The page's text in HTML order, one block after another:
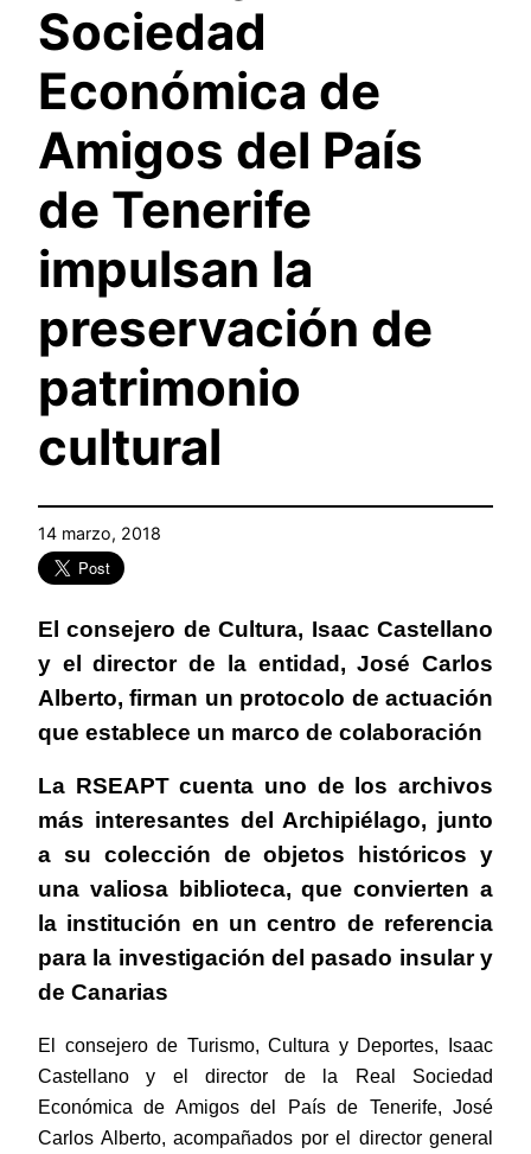
Sociedad
Económica de
Amigos del País
de Tenerife
impulsan la
preservación de
patrimonio
cultural
14 marzo, 2018
El consejero de Cultura, Isaac Castellano
y el director de la entidad, José Carlos
Alberto, firman un protocolo de actuación
que establece un marco de colaboración
La RSEAPT cuenta uno de los archivos
más interesantes del Archipiélago, junto
a su colección de objetos históricos y
una valiosa biblioteca, que convierten a
la institución en un centro de referencia
para la investigación del pasado insular y
de Canarias
El consejero de Turismo, Cultura y Deportes, Isaac
Castellano y el director de la Real Sociedad
Económica de Amigos del País de Tenerife, José
Carlos Alberto, acompañados por el director general